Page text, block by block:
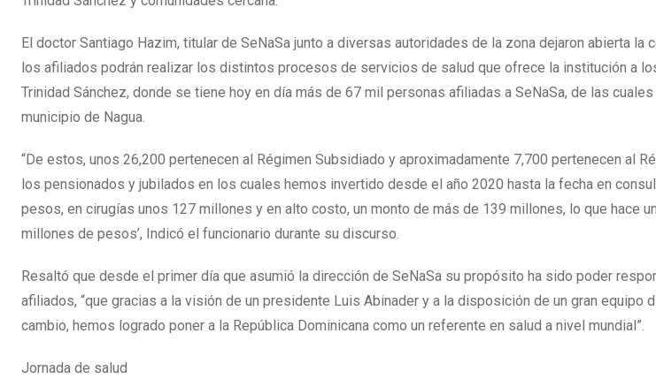
El doctor Santiago Hazim, titular de SeNaSa junto a diversas autoridades de la zona dejaron abierta la
los afiliados podrán realizar los distintos procesos de servicios de salud que ofrece la institución a
Trinidad Sánchez, donde se tiene hoy en día más de 67 mil personas afiliadas a SeNaSa, de las
municipio de Nagua.
“De estos, unos 26,200 pertenecen al Régimen Subsidiado y aproximadamente 7,700 pertenecen al
los pensionados y jubilados en los cuales hemos invertido desde el año 2020 hasta la fecha en
pesos, en cirugías unos 127 millones y en alto costo, un monto de más de 139 millones, lo que hace
millones de pesos’, Indicó el funcionario durante su discurso.
Resaltó que desde el primer día que asumió la dirección de SeNaSa su propósito ha sido poder
afiliados, “que gracias a la visión de un presidente Luis Abinader y a la disposición de un gran equipo
cambio, hemos logrado poner a la República Dominicana como un referente en salud a nivel mundial”.
Jornada de salud